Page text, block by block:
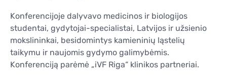
Konferencijoje dalyvavo medicinos ir biologijos
studentai, gydytojai-specialistai, Latvijos ir užsienio
mokslininkai, besidomintys kamieninių ląstelių
taikymu ir naujomis gydymo galimybėmis.
Konferenciją parėmė „iVF Riga“ klinikos partneriai.